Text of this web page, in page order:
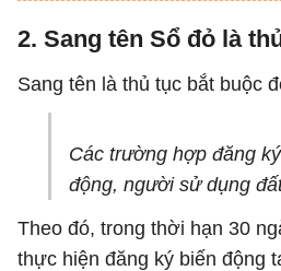
2. Sang tên Sổ đỏ là
Sang tên là thủ tục bắt buộc
Các trường hợp đăng
động, người sử dụng
Theo đó, trong thời hạn 30
thực hiện đăng ký biến động